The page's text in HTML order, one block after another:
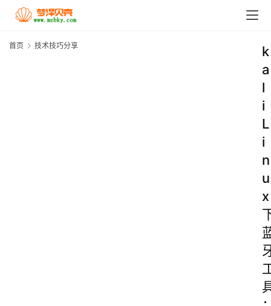
首页 技术技巧分享
k
a
l
i
L
i
n
u
x